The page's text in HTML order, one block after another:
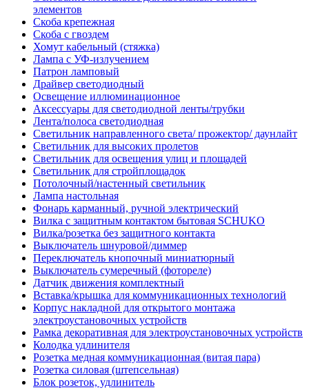
элементов
Скоба крепежная
Скоба с гвоздем
Хомут кабельный (стяжка)
Лампа с УФ-излучением
Патрон ламповый
Драйвер светодиодный
Освещение иллюминационное
Аксессуары для светодиодной ленты/трубки
Лента/полоса светодиодная
Светильник направленного света/ прожектор/ даунлайт
Светильник для высоких пролетов
Светильник для освещения улиц и площадей
Светильник для стройплощадок
Потолочный/настенный светильник
Лампа настольная
Фонарь карманный, ручной электрический
Вилка с защитным контактом бытовая SCHUKO
Вилка/розетка без защитного контакта
Выключатель шнуровой/диммер
Переключатель кнопочный миниатюрный
Выключатель сумеречный (фотореле)
Датчик движения комплектный
Вставка/крышка для коммуникационных технологий
Корпус накладной для открытого монтажа
электроустановочных устройств
Рамка декоративная для электроустановочных устройств
Колодка удлинителя
Розетка медная коммуникационная (витая пара)
Розетка силовая (штепсельная)
Блок розеток, удлинитель